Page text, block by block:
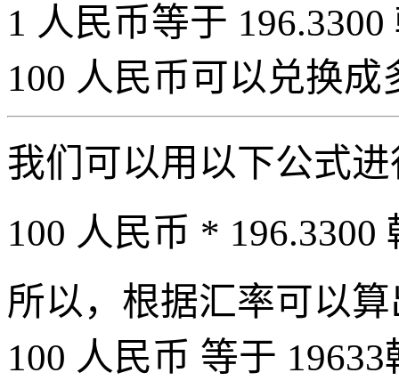
1 人民币等于
100 人民币可以兑换成
我们可以用以下公式
100 人民币 * 196.3300
所以，根据汇率可以
100 人民币 等于